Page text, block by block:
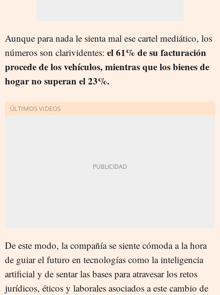
Aunque para nada le sienta mal ese cartel mediático, los
números son clarividentes: el 61% de su facturación
procede de los vehículos, mientras que los bienes de
hogar no superan el 23%.
De este modo, la compañía se siente cómoda a la hora
de guiar el futuro en tecnologías como la inteligencia
artificial y de sentar las bases para atravesar los retos
jurídicos, éticos y laborales asociados a este cambio de